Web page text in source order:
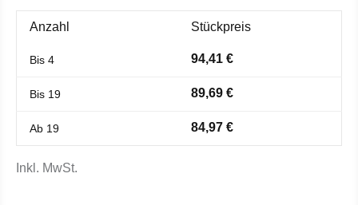
Anzahl Stückpreis
Bis 4 94,41 €
Bis 19 89,69 €
Ab 19 84,97 €
Inkl. MwSt.